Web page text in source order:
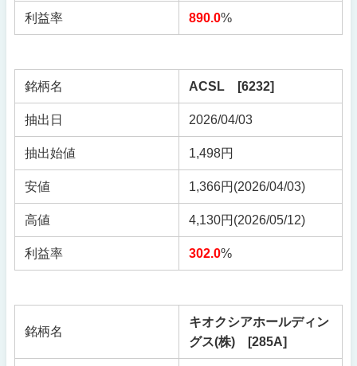
利益率 890.0%
銘柄名 ACSL [6232]
抽出日 2026/04/03
抽出始値 1,498円
安値 1,366円(2026/04/03)
高値 4,130円(2026/05/12)
利益率 302.0%
銘柄名
キオクシアホールディン
グス(株) [285A]